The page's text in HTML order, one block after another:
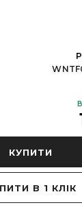
ETRON
10
чорна ( БЕЗ
КУПИТИ
В 1 КЛІК